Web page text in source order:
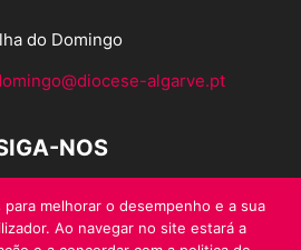
do Domingo
algarve.pt
NOS
melhorar o desempenho e a sua
Ao navegar no site estará a